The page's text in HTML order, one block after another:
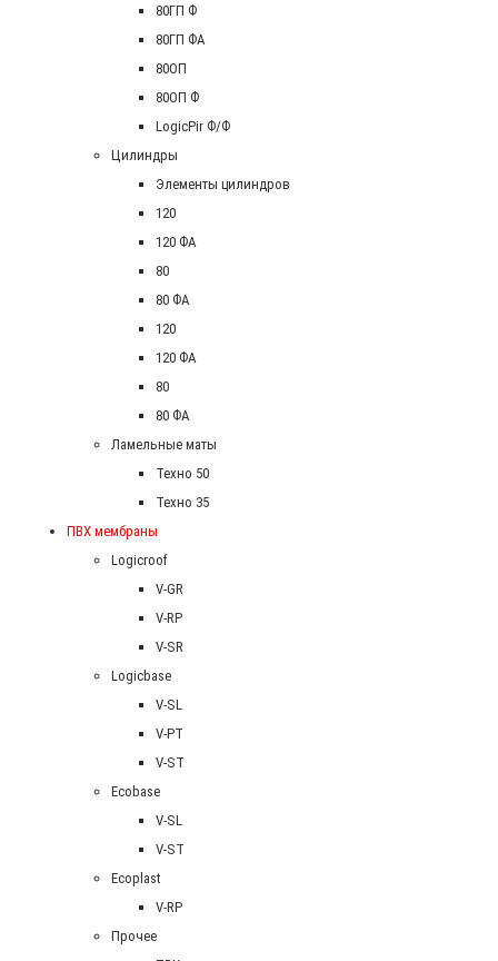
80ГП Ф
80ГП ФА
80ОП
80ОП Ф
LogicPir Ф/Ф
Цилиндры
Элементы цилиндров
120
120 ФА
80
80 ФА
120
120 ФА
80
80 ФА
Ламельные маты
Техно 50
Техно 35
ПВХ мембраны
Logicroof
V-GR
V-RP
V-SR
Logicbase
V-SL
V-PT
V-ST
Ecobase
V-SL
V-ST
Ecoplast
V-RP
Прочее